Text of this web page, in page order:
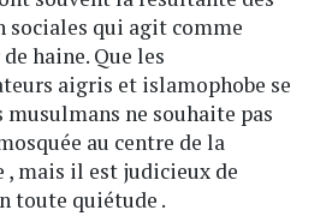
qui agit comme
haine. Que les
aigris et islamophobe se
musulmans ne souhaite pas
au centre de la
, mais il est judicieux de
toute quiétude .